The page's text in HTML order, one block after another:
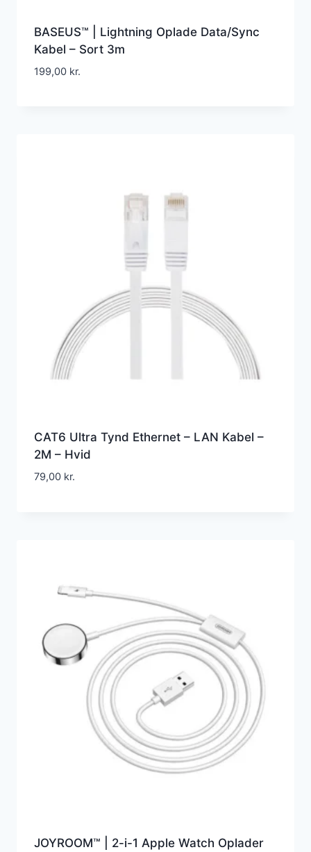
BASEUS™ | Lightning Oplade Data/Sync
Kabel – Sort 3m
199,00 kr.
CAT6 Ultra Tynd Ethernet – LAN Kabel –
2M – Hvid
79,00 kr.
JOYROOM™ | 2-i-1 Apple Watch Oplader